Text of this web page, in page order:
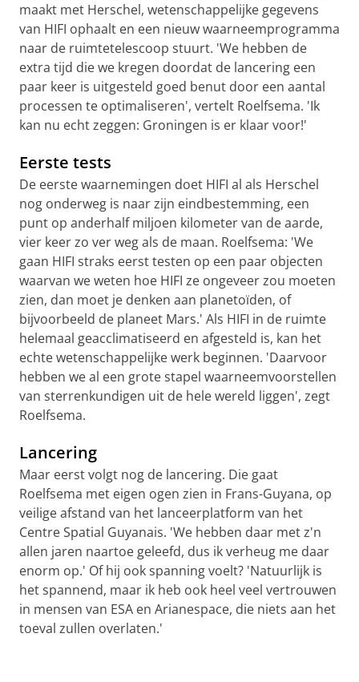
maakt met Herschel, wetenschappelijke gegevens
van HIFI ophaalt en een nieuw waarneemprogramma
naar de ruimtetelescoop stuurt. 'We hebben de
extra tijd die we kregen doordat de lancering een
paar keer is uitgesteld goed benut door een aantal
processen te optimaliseren', vertelt Roelfsema. 'Ik
kan nu echt zeggen: Groningen is er klaar voor!'
Eerste tests
De eerste waarnemingen doet HIFI al als Herschel
nog onderweg is naar zijn eindbestemming, een
punt op anderhalf miljoen kilometer van de aarde,
vier keer zo ver weg als de maan. Roelfsema: 'We
gaan HIFI straks eerst testen op een paar objecten
waarvan we weten hoe HIFI ze ongeveer zou moeten
zien, dan moet je denken aan planetoïden, of
bijvoorbeeld de planeet Mars.' Als HIFI in de ruimte
helemaal geacclimatiseerd en afgesteld is, kan het
echte wetenschappelijke werk beginnen. 'Daarvoor
hebben we al een grote stapel waarneemvoorstellen
van sterrenkundigen uit de hele wereld liggen', zegt
Roelfsema.
Lancering
Maar eerst volgt nog de lancering. Die gaat
Roelfsema met eigen ogen zien in Frans-Guyana, op
veilige afstand van het lanceerplatform van het
Centre Spatial Guyanais. 'We hebben daar met z'n
allen jaren naartoe geleefd, dus ik verheug me daar
enorm op.' Of hij ook spanning voelt? 'Natuurlijk is
het spannend, maar ik heb ook heel veel vertrouwen
in mensen van ESA en Arianespace, die niets aan het
toeval zullen overlaten.'